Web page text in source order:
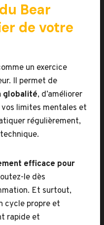
Bear
de votre
un exercice
Il permet de
globalité, d’améliorer
limites mentales et
régulièrement,
efficace pour
le dès
Et surtout,
cycle propre et
rapide et